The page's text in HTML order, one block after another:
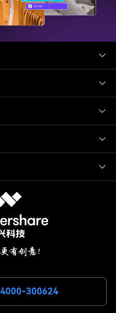
4000-300624